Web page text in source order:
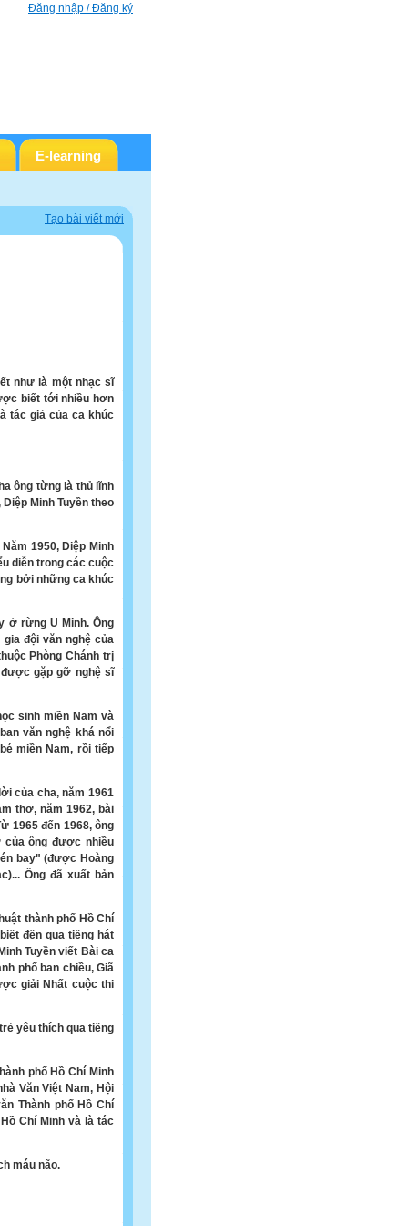
Đăng nhập / Đăng ký
E-learning
Tạo bài viết mới
như là một nhạc sĩ
biết tới nhiều hơn
tác giả của ca khúc
ông từng là thủ lĩnh
Minh Tuyền theo
1950, Diệp Minh
diễn trong các cuộc
bởi những ca khúc
ở rừng U Minh. Ông
đội văn nghệ của
Phòng Chánh trị
được gặp gỡ nghệ sĩ
sinh miền Nam và
văn nghệ khá nổi
miền Nam, rồi tiếp
của cha, năm 1961
thơ, năm 1962, bài
1965 đến 1968, ông
của ông được nhiều
bay" (được Hoàng
Ông đã xuất bản
thành phố Hồ Chí
đến qua tiếng hát
Tuyền viết Bài ca
phố ban chiều, Giã
giải Nhất cuộc thi
yêu thích qua tiếng
phố Hồ Chí Minh
Văn Việt Nam, Hội
Thành phố Hồ Chí
Chí Minh và là tác
máu não.